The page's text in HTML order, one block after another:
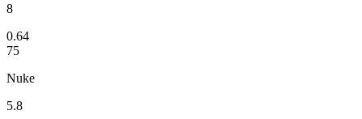
8
0.64
75
Nuke
5.8